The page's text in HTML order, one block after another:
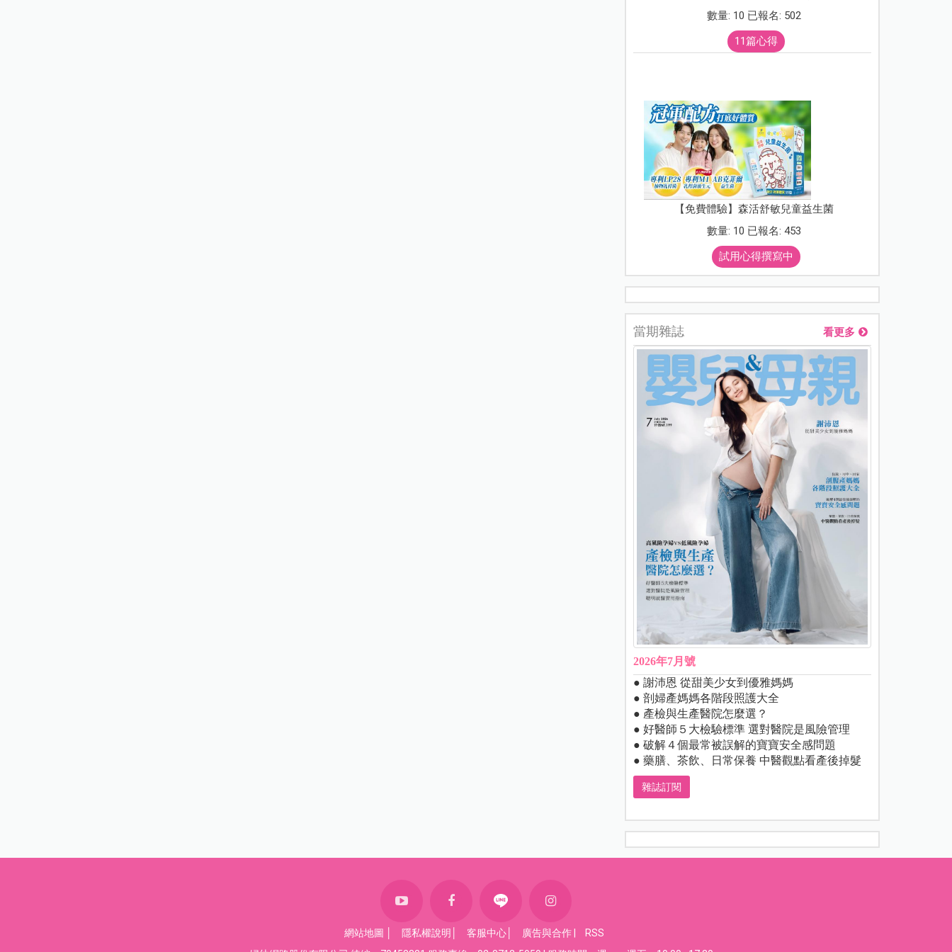
數量: 10 已報名: 502
11篇心得
【免費體驗】森活舒敏兒童益生菌
數量: 10 已報名: 453
試用心得撰寫中
當期雜誌 看更多
2026年7月號
● 謝沛恩 從甜美少女到優雅媽媽
● 剖婦產媽媽各階段照護大全
● 產檢與生產醫院怎麼選？
● 好醫師５大檢驗標準 選對醫院是風險管理
● 破解４個最常被誤解的寶寶安全感問題
● 藥膳、茶飲、日常保養 中醫觀點看產後掉髮
雜誌訂閱
網站地圖 隱私權說明 客服中心 廣告與合作
RSS